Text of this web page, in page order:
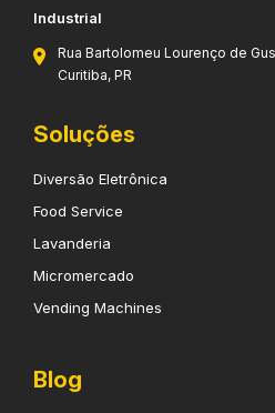
Industrial
Rua Bartolomeu Lourenço de
Curitiba, PR
Soluções
Diversão Eletrônica
Food Service
Lavanderia
Micromercado
Vending Machines
Blog